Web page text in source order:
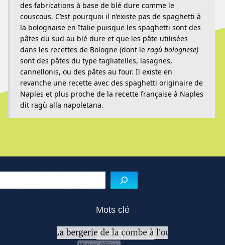
des fabrications à base de blé dure comme le
couscous. C’est pourquoi il n’existe pas de spaghetti à
la bolognaise en Italie puisque les spaghetti sont des
pâtes du sud au blé dure et que les pâte utilisées
dans les recettes de Bologne (dont le ragù bolognese)
sont des pâtes du type tagliatelles, lasagnes,
cannellonis, ou des pâtes au four. Il existe en
revanche une recette avec des spaghetti originaire de
Naples et plus proche de la recette française à Naples
dit ragù alla napoletana.
Menu de l'article
Mots clé